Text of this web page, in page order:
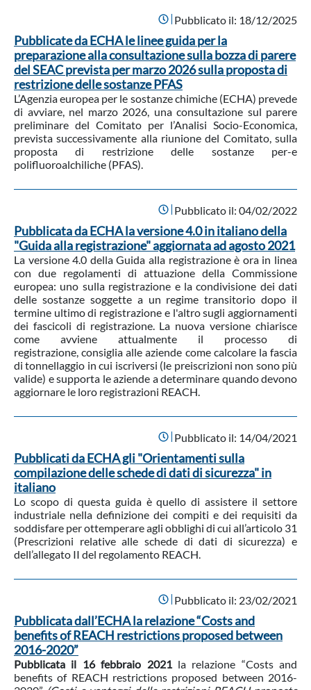
Pubblicato il: 18/12/2025
Pubblicate da ECHA le linee guida per la
preparazione alla consultazione sulla bozza di parere
del SEAC prevista per marzo 2026 sulla proposta di
restrizione delle sostanze PFAS
L’Agenzia europea per le sostanze chimiche (ECHA) prevede
di avviare, nel marzo 2026, una consultazione sul parere
preliminare del Comitato per l’Analisi Socio-Economica,
prevista successivamente alla riunione del Comitato, sulla
proposta di restrizione delle sostanze per-e
polifluoroalchiliche (PFAS).
Pubblicato il: 04/02/2022
Pubblicata da ECHA la versione 4.0 in italiano della
"Guida alla registrazione" aggiornata ad agosto 2021
La versione 4.0 della Guida alla registrazione è ora in linea
con due regolamenti di attuazione della Commissione
europea: uno sulla registrazione e la condivisione dei dati
delle sostanze soggette a un regime transitorio dopo il
termine ultimo di registrazione e l'altro sugli aggiornamenti
dei fascicoli di registrazione. La nuova versione chiarisce
come avviene attualmente il processo di
registrazione, consiglia alle aziende come calcolare la fascia
di tonnellaggio in cui iscriversi (le preiscrizioni non sono più
valide) e supporta le aziende a determinare quando devono
aggiornare le loro registrazioni REACH.
Pubblicato il: 14/04/2021
Pubblicati da ECHA gli "Orientamenti sulla
compilazione delle schede di dati di sicurezza" in
italiano
Lo scopo di questa guida è quello di assistere il settore
industriale nella definizione dei compiti e dei requisiti da
soddisfare per ottemperare agli obblighi di cui all’articolo 31
(Prescrizioni relative alle schede di dati di sicurezza) e
dell’allegato II del regolamento REACH.
Pubblicato il: 23/02/2021
Pubblicata dall’ECHA la relazione “Costs and
benefits of REACH restrictions proposed between
2016-2020”
Pubblicata il 16 febbraio 2021 la relazione “Costs and
benefits of REACH restrictions proposed between 2016-